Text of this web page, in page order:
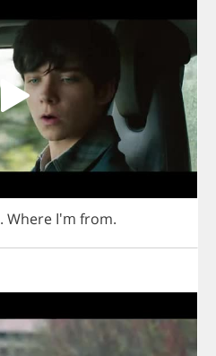
. Where I'm from.